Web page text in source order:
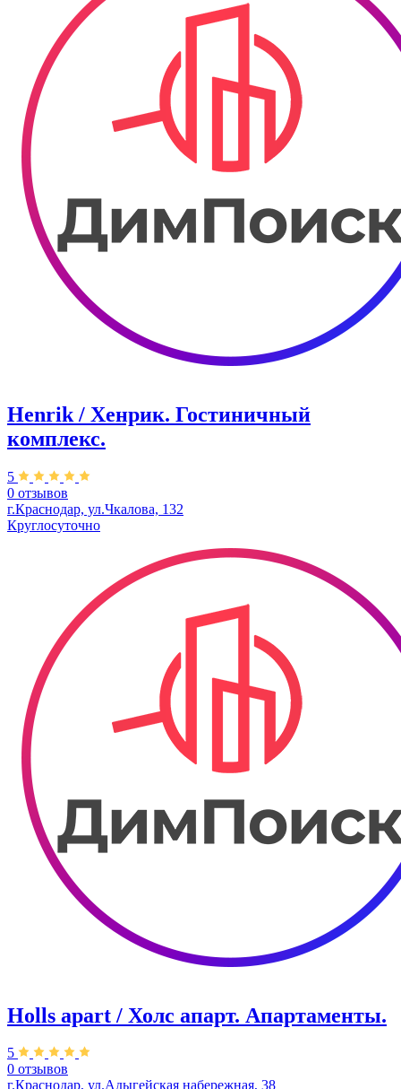
Henrik / Хенрик. ​Гостиничный
комплекс.
5
0 отзывов
г.Краснодар, ул.Чкалова, 132
Круглосуточно
Holls apart ​/ Холс апарт. Апартаменты.
5
0 отзывов
г.Краснодар, ул.​Адыгейская набережная, 38